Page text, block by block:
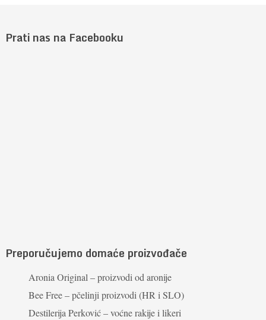
Prati nas na Facebooku
Preporučujemo domaće proizvođače
Aronia Original – proizvodi od aronije
Bee Free – pčelinji proizvodi (HR i SLO)
Destilerija Perković – voćne rakije i likeri